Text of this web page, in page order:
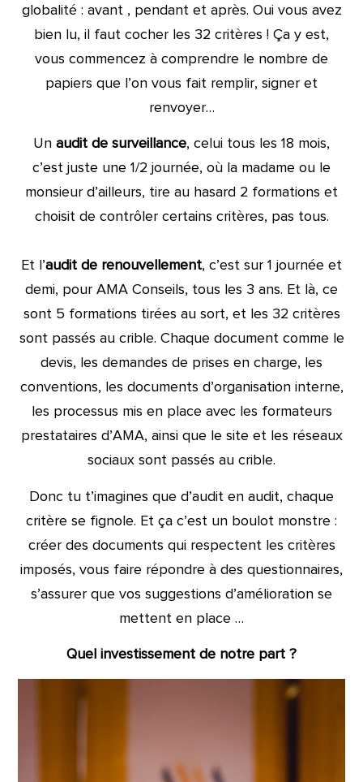
globalité : avant , pendant et après. Oui vous avez
bien lu, il faut cocher les 32 critères ! Ça y est,
vous commencez à comprendre le nombre de
papiers que l’on vous fait remplir, signer et
renvoyer…
Un audit de surveillance, celui tous les 18 mois,
c’est juste une 1/2 journée, où la madame ou le
monsieur d’ailleurs, tire au hasard 2 formations et
choisit de contrôler certains critères, pas tous.
Et l’audit de renouvellement, c’est sur 1 journée et
demi, pour AMA Conseils, tous les 3 ans. Et là, ce
sont 5 formations tirées au sort, et les 32 critères
sont passés au crible. Chaque document comme le
devis, les demandes de prises en charge, les
conventions, les documents d’organisation interne,
les processus mis en place avec les formateurs
prestataires d’AMA, ainsi que le site et les réseaux
sociaux sont passés au crible.
Donc tu t’imagines que d’audit en audit, chaque
critère se fignole. Et ça c’est un boulot monstre :
créer des documents qui respectent les critères
imposés, vous faire répondre à des questionnaires,
s’assurer que vos suggestions d’amélioration se
mettent en place …
Quel investissement de notre part ?